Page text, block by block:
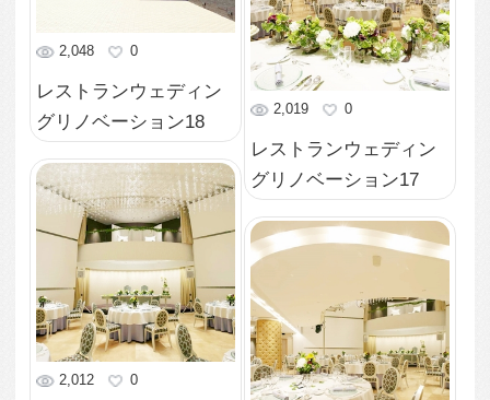
グリノベーション12
2,220 0
レストランウェディン
グリノベーション11
0
レストランウェディン
グリノベーション10
0
レストランウェディン
グリノベーション09